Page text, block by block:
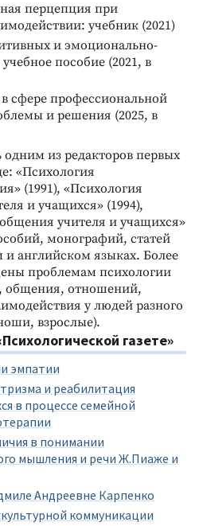
перцепция при
учебник (2021)
и эмоционально-
пособие (2021, в
сфере профессиональной
и решения (2025, в
из редакторов первых
«Психология
(1991), «Психология
и учащихся» (1994),
учителя и учащихся»
монографий, статей
английском языках. Более
проблемам психологии
общения, отношений,
у людей разного
взрослые).
газете»
эмпатии
и реабилитация
в процессе семейной
в понимании
мышления и речи Ж.Пиаже и
Андреевне Карпенко
коммуникации